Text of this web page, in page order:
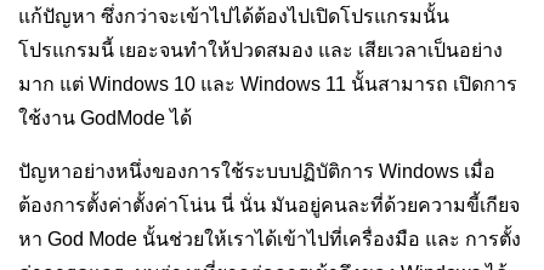
แก้ปัญหา ซึ่งกว่าจะเข้าไปได้ต้องไปเปิดโปรแกรมนั้น
โปรแกรมนี้ เยอะจนทำให้ปวดสมอง และ เสียเวลาเป็นอย่าง
มาก แต่ Windows 10 และ Windows 11 นั้นสามารถ เปิดการ
ใช้งาน GodMode ได้
ปัญหาอย่างหนึ่งของการใช้ระบบปฏิบัติการ Windows เมื่อ
ต้องการตั้งค่าตั้งค่าโน่น นี่ นั่น มันอยู่คนละที่ด้วยความขี้เกียจ
หา God Mode นั้นช่วยให้เราได้เข้าไปที่เครื่องมือ และ การตั้ง